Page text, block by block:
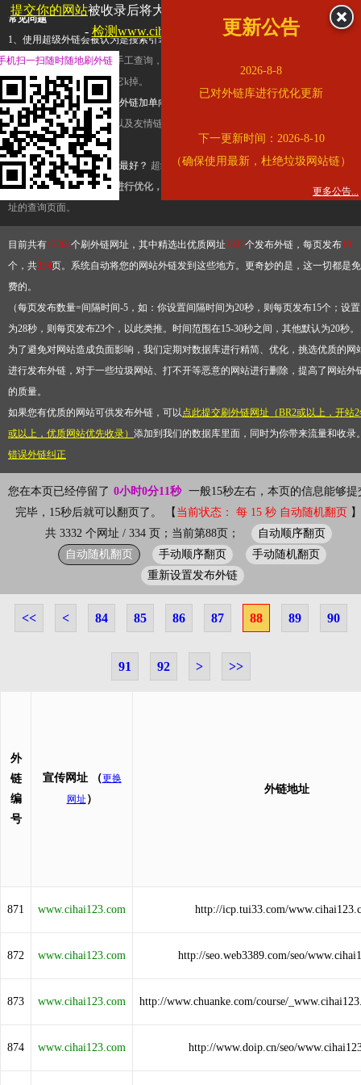
常见问题
1、使用超级外链会被认为是搜索引擎优化作弊吗？ 超级外链只是一个简便而集成
查询工具，模拟的是正常手工查询，不是作弊。如果是作弊，那您可以使用超级外
推广竞争对手的网址，让它k掉。
2、网站优化单纯依靠超级外链加单向链接可行吗？
链，需要结合普通的外链以及友情链接，您可以到站长论坛发布外链，到友情链接
台交换友情链接。
3、如何使用超级外链效果最好？ 超级外链不同于普通的外链，它是动态的链接，
有频繁使用超级外链工具进行优化，才能获得稳定的外链
，最终使搜索引擎收录带
址的查询页面。
目前共有13264个刷外链网址，其中精选出优质网址3332个发布外链，每页发布10
个，共334页。系统自动将您的网站外链发到这些地方。更奇妙的是，这一切都是免
费的。
（每页发布数量=间隔时间-5，如：你设置间隔时间为20秒，则每页发布15个；设置
为28秒，则每页发布23个，以此类推。时间范围在15-30秒之间，其他默认为20秒
为了避免对网站造成负面影响，我们定期对数据库进行精简、优化，挑选优质的网
进行发布外链，对于一些垃圾网站、打不开等恶意的网站进行删除，提高了网站外
的质量。
如果您有优质的网站可供发布外链，可以点此提交刷外链网址（BR2或以上，开站
或以上，优质网站优先收录） 添加到我们的数据库里面，同时为你带来流量和收录
错误外链纠正
您在本页已经停留了 0小时0分11秒 一般15秒左右，本页的信息能够提
完毕，15秒后就可以翻页了。 【 当前状态： 每 15 秒 自动随机翻页 】
共 3332 个网址 / 334 页；当前第88页；
自动顺序翻页
自动随机翻页
手动顺序翻页
手动随机翻页
重新设置发布外链
<< < 84 85 86 87 88 89 90
91 92 > >>
外
链
编
号
宣传网址 （更换
网址 ）
外链地址
871 www.cihai123.com http://icp.tui33.com/
872 www.cihai123.com http://seo.web3389.com/seo/
873 www.cihai123.com http://www.chuanke.com/course/
874 www.cihai123.com http://www.doip.cn/seo/
提交你的网站被收录后将大幅提升流量和外链，
查看展示页面
- 检测www.cihai123.com是否收录
更新公告
2026-8-8
已对外链库进行优化更新
下一更新时间：2026-8-10
（确保使用最新，杜绝垃圾网站链）
更多公告...
机扫一扫随时随地刷外链